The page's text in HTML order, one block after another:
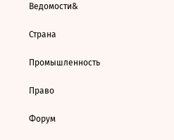
Ведомости&
Страна
Промышленность
Право
Форум